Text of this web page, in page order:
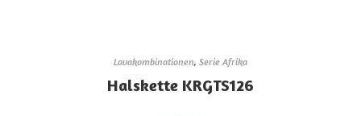
Lavakombinationen, Serie Afrika
Halskette KRGTS126